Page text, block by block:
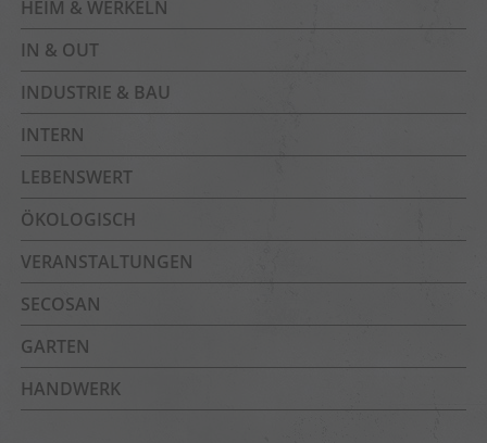
HEIM & WERKELN
IN & OUT
INDUSTRIE & BAU
INTERN
LEBENSWERT
ÖKOLOGISCH
VERANSTALTUNGEN
SECOSAN
GARTEN
HANDWERK